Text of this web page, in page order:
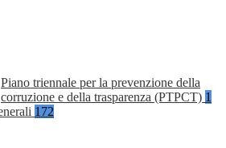
Piano triennale per la prevenzione della
corruzione e della trasparenza (PTPCT) 1
172